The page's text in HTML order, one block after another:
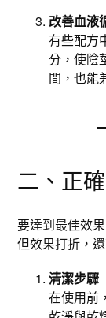
改善血液
有些配方
分，使陰
間，也能
二、正
要達到最佳效
但效果打折，
清潔步驟
在使用前